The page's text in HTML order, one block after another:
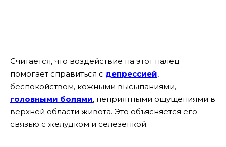
Считается, что воздействие на этот палец
помогает справиться с депрессией,
беспокойством, кожными высыпаниями,
головными болями, неприятными ощущениями в
верхней области живота. Это объясняется его
связью с желудком и селезенкой.